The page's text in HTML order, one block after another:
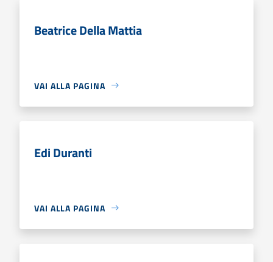
Beatrice Della Mattia
VAI ALLA PAGINA
Edi Duranti
VAI ALLA PAGINA